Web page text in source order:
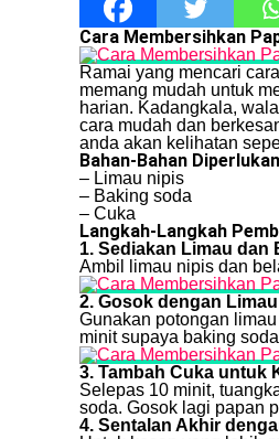
Cara Membersihkan
Ramai yang mencari
memang mudah untuk
harian. Kadangkala,
cara mudah dan
anda akan kelihatan
Bahan-Bahan
– Limau nipis
– Baking soda
– Cuka
Langkah-Langkah
1. Sediakan Limau dan
Ambil limau nipis dan
2. Gosok dengan
Gunakan potongan
minit supaya baking
3. Tambah Cuka untuk
Selepas 10 minit,
soda. Gosok lagi papan
4. Sentalan Akhir